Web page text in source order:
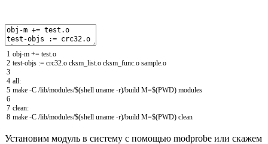
1
2
3
4
5
6
7
8
obj-m += test.o
test-objs := crc32.o cksm_list.o cksm_func.o sample.o
all:
make -C /lib/modules/$(shell uname -r)/build M=$(PWD) modules
clean:
make -C /lib/modules/$(shell uname -r)/build M=$(PWD) clean
Установим модуль в систему с помощью modprobe или скажем